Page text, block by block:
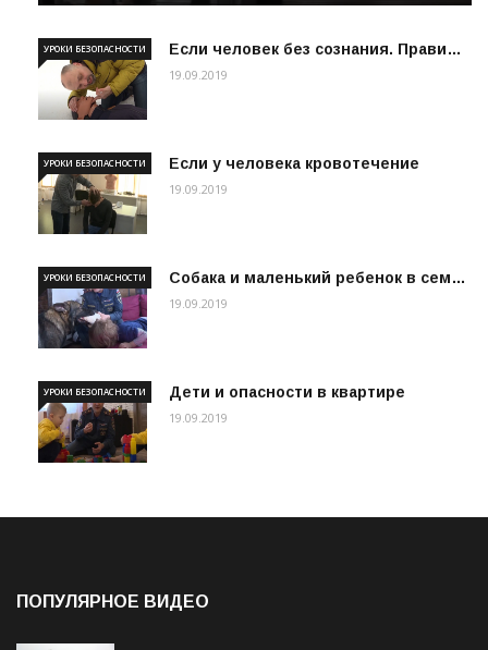
Если человек без сознания. Прави…
УРОКИ БЕЗОПАСНОСТИ
19.09.2019
Если у человека кровотечение
УРОКИ БЕЗОПАСНОСТИ
19.09.2019
Собака и маленький ребенок в сем…
УРОКИ БЕЗОПАСНОСТИ
19.09.2019
Дети и опасности в квартире
УРОКИ БЕЗОПАСНОСТИ
19.09.2019
ПОПУЛЯРНОЕ ВИДЕО